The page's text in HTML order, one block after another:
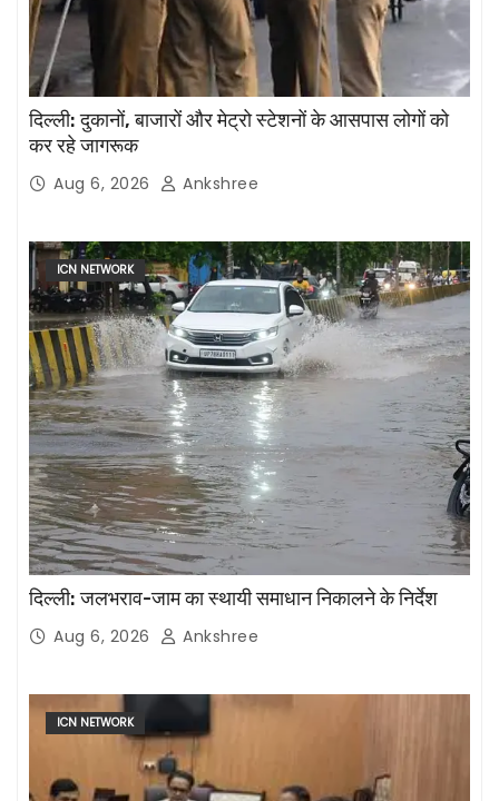
दिल्ली: दुकानों, बाजारों और मेट्रो स्टेशनों के आसपास लोगों को
कर रहे जागरूक
Aug 6, 2026 Ankshree
ICN NETWORK
दिल्ली: जलभराव-जाम का स्थायी समाधान निकालने के निर्देश
Aug 6, 2026 Ankshree
ICN NETWORK